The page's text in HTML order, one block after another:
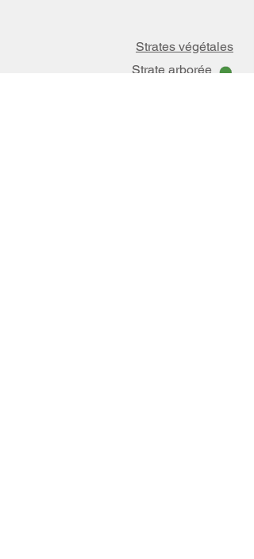
Strates végétales
Strate arborée